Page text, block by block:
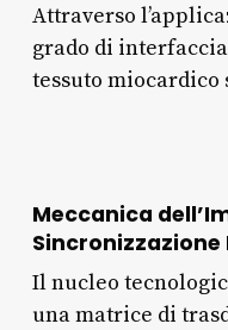
Attraverso
grado di
tessuto miocardico
Meccanica
Il nucleo
una matrice di